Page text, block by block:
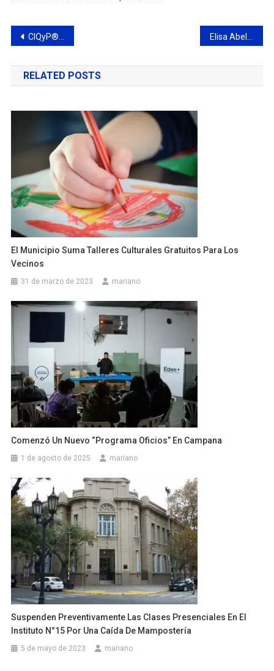
Navegación
de
entradas
CIQyP® y CATAMP trabajan en conjunto para el transporte seguro de carga en la industria química y petroquímica Elisa Abella fue la candidata más votada en las PASO y ganó ampliamente la interna de Juntos
RELATED POSTS
El Municipio Suma Talleres Culturales Gratuitos Para Los
Vecinos
31 de marzo de 2023 mariano
Comenzó Un Nuevo “Programa Oficios” En Campana
1 de agosto de 2025 mariano
Suspenden Preventivamente Las Clases Presenciales En El
Instituto N°15 Por Una Caída De Mampostería
5 de mayo de 2023 mariano